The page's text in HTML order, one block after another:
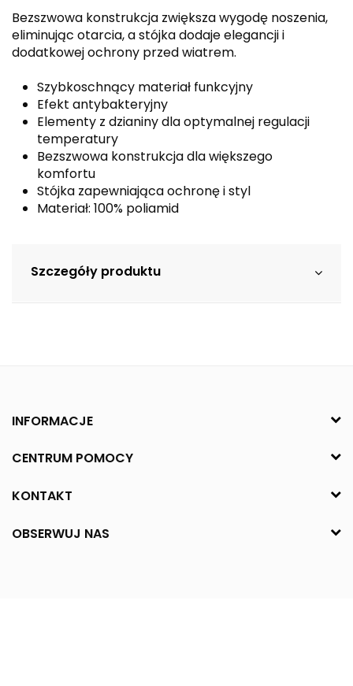
Bezszwowa konstrukcja zwiększa wygodę noszenia,
eliminując otarcia, a stójka dodaje elegancji i
dodatkowej ochrony przed wiatrem.
Szybkoschnący materiał funkcyjny
Efekt antybakteryjny
Elementy z dzianiny dla optymalnej regulacji
temperatury
Bezszwowa konstrukcja dla większego
komfortu
Stójka zapewniająca ochronę i styl
Materiał: 100% poliamid
Szczegóły produktu
INFORMACJE
CENTRUM POMOCY
KONTAKT
OBSERWUJ NAS